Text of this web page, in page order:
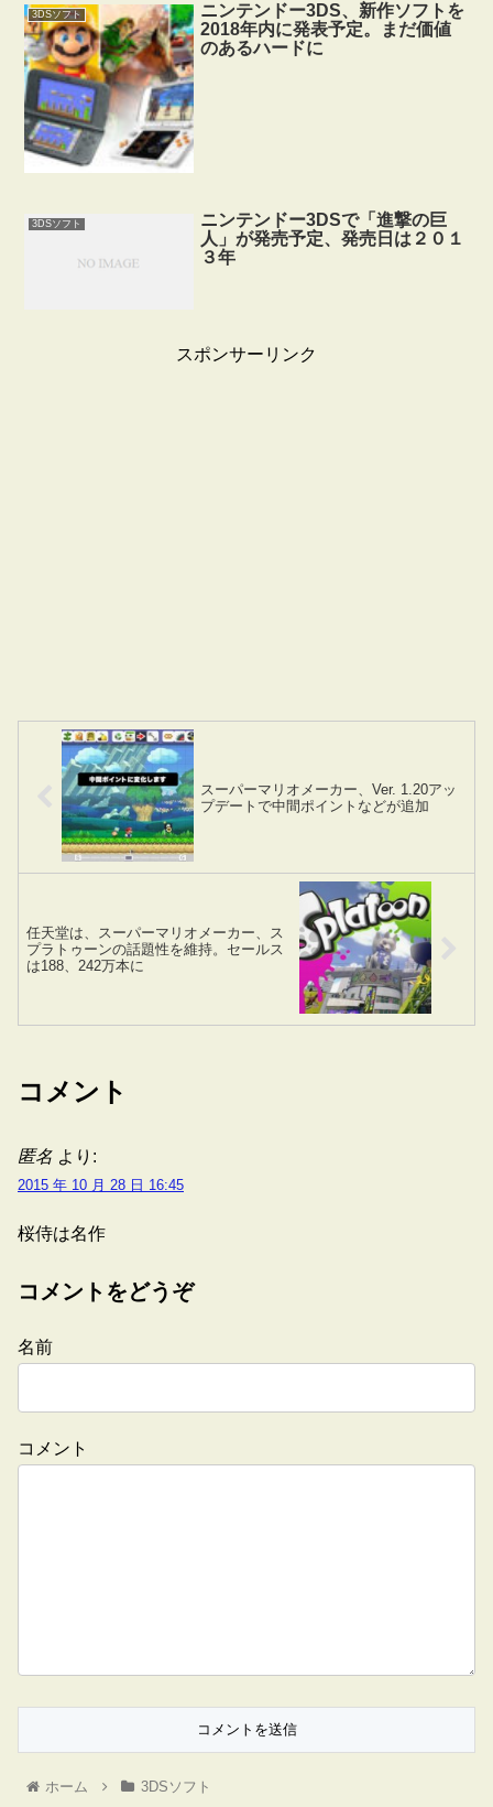
3DSソフト
ニンテンドー3DS、新作ソフトを
2018年内に発表予定。まだ価値
のあるハードに
3DSソフト
ニンテンドー3DSで「進撃の巨
人」が発売予定、発売日は２０１
３年
スポンサーリンク
スーパーマリオメーカー、Ver. 1.20アッ
プデートで中間ポイントなどが追加
任天堂は、スーパーマリオメーカー、ス
プラトゥーンの話題性を維持。セールス
は188、242万本に
コメント
匿名 より:
2015 年 10 月 28 日 16:45
桜侍は名作
コメントをどうぞ
名前
コメント
ホーム 3DSソフト